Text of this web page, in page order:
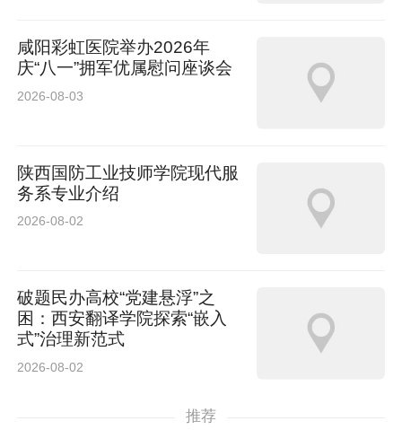
咸阳彩虹医院举办2026年
庆“八一”拥军优属慰问座谈会
2026-08-03
陕西国防工业技师学院现代服
务系专业介绍
2026-08-02
破题民办高校“党建悬浮”之
困：西安翻译学院探索“嵌入
式”治理新范式
2026-08-02
推荐